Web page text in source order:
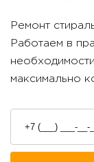
Ремонт
Работаем в
максимально